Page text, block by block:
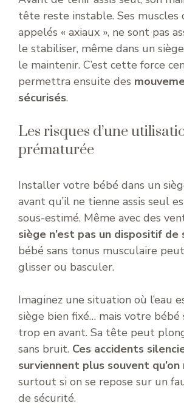
tête reste instable. Ses muscles
appelés « axiaux », ne sont pas
le stabiliser, même dans un
le maintenir. C’est cette force
permettra ensuite des
sécurisés.
Les risques d’une
prématurée
Installer votre bébé dans un
avant qu’il ne tienne assis seul
sous-estimé. Même avec des
siège n’est pas un dispositif de
bébé sans tonus musculaire peut
glisser ou basculer.
Imaginez une situation où l’eau
siège bien fixé… mais votre bébé
trop en avant. Sa tête peut
sans bruit. Ces accidents
surviennent plus souvent
surtout si on se repose sur un
de sécurité.